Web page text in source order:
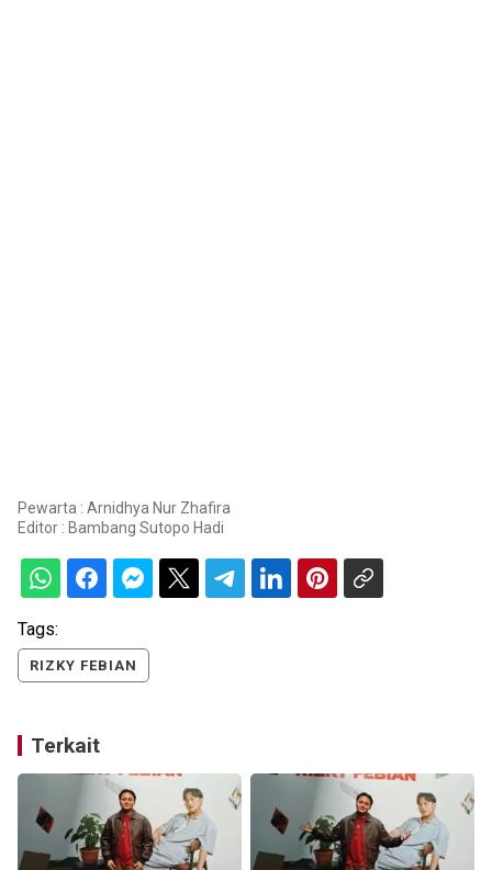
Pewarta : Arnidhya Nur Zhafira
Editor : Bambang Sutopo Hadi
Tags:
RIZKY FEBIAN
Terkait